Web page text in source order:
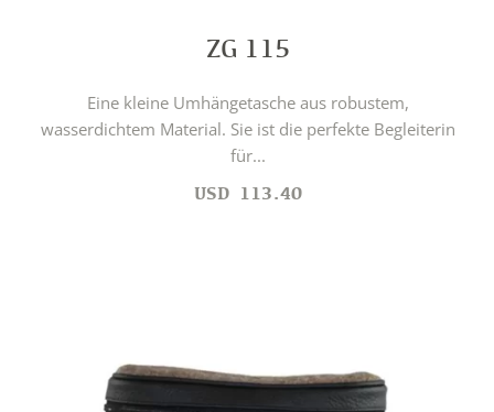
ZG 115
Eine kleine Umhängetasche aus robustem,
wasserdichtem Material. Sie ist die perfekte Begleiterin
für...
USD 113.40